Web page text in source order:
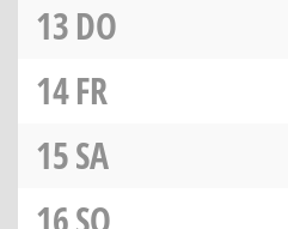
13DO
14FR
15SA